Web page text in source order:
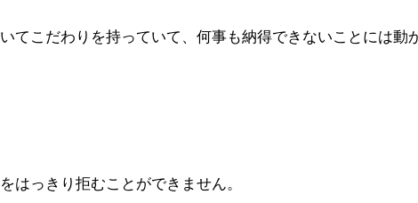
てこだわりを持っていて、何事も納得できないことには動
はっきり拒むことができません。